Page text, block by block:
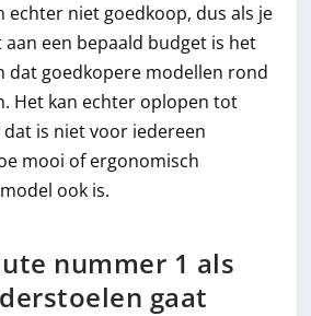
echter niet goedkoop, dus als je
een bepaald budget is het
dat goedkopere modellen rond
Het kan echter oplopen tot
is niet voor iedereen
mooi of ergonomisch
ook is.
nummer 1 als
gaat